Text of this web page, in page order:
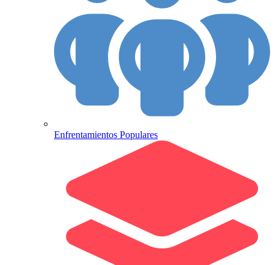
Enfrentamientos Populares